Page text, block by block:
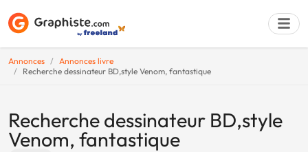
Annonces
Annonces livre
Recherche dessinateur BD,style Venom, fantastique
Recherche dessinateur BD,style
Venom, fantastique